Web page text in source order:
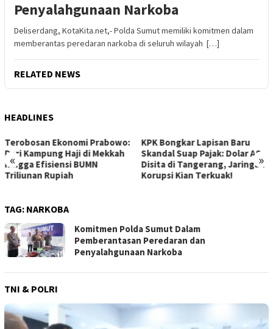
Penyalahgunaan Narkoba
Deliserdang, KotaKita.net,- Polda Sumut memiliki komitmen dalam
memberantas peredaran narkoba di seluruh wilayah […]
RELATED NEWS
HEADLINES
« »
KPK Bongkar Lapisan Baru
Skandal Suap Pajak: Dolar AS
Disita di Tangerang, Jaringan
Korupsi Kian Terkuak!
Gelombang Baru Hoki Bawah
Air: Indonesia Jadi Tuan
Rumah Kejuaraan Asia CMAS
2026!
TAG: NARKOBA
Komitmen Polda Sumut Dalam
Pemberantasan Peredaran dan
Penyalahgunaan Narkoba
TNI & POLRI